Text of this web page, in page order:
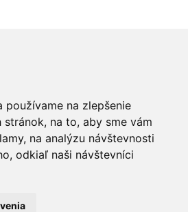
na zlepšenie
na to, aby sme vám
na analýzu návštevnosti
odkiaľ naši návštevníci